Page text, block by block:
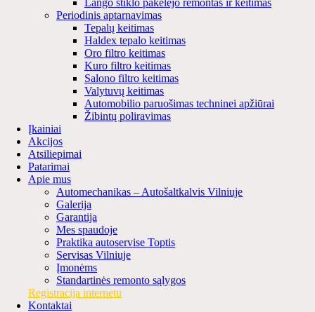
Lango stiklo pakėlėjo remontas ir keitimas
Periodinis aptarnavimas
Tepalų keitimas
Haldex tepalo keitimas
Oro filtro keitimas
Kuro filtro keitimas
Salono filtro keitimas
Valytuvų keitimas
Automobilio paruošimas techninei apžiūrai
Žibintų poliravimas
Įkainiai
Akcijos
Atsiliepimai
Patarimai
Apie mus
Automechanikas – Autošaltkalvis Vilniuje
Galerija
Garantija
Mes spaudoje
Praktika autoservise Toptis
Servisas Vilniuje
Įmonėms
Standartinės remonto sąlygos
Registracija internetu
Kontaktai